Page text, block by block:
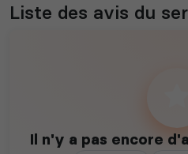
Liste des avis du
Il n'y a pas encore